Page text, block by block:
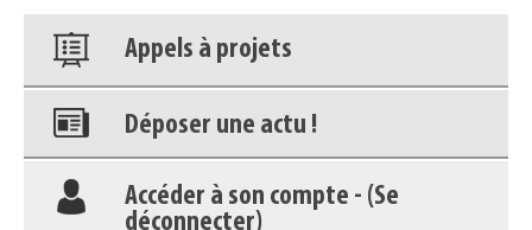
Appels à projets
Déposer une actu !
Accéder à son compte - (Se
déconnecter)